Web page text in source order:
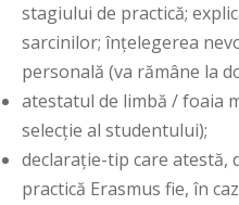
stagiului de practică;
sarcinilor; înţelegerea
personală (va rămâne la
atestatul de limbă / foaia
selecţie al studentului);
declaraţie-tip care atestă,
practică Erasmus fie, în